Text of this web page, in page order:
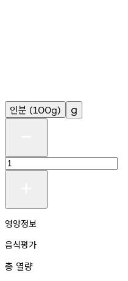
인분 (100g) g
영양정보
음식평가
총 열량